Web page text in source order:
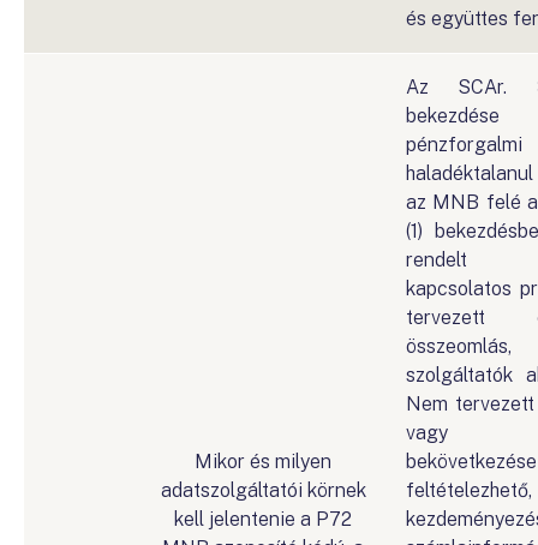
és együttes
Mikor és milyen
adatszolgáltatói körnek
kell jelentenie a P72
Az SCAr.
pénzforgalmi
az MNB felé
(1)
rendelt
kapcsolatos
tervezett
szolgáltatók
Nem
vagy